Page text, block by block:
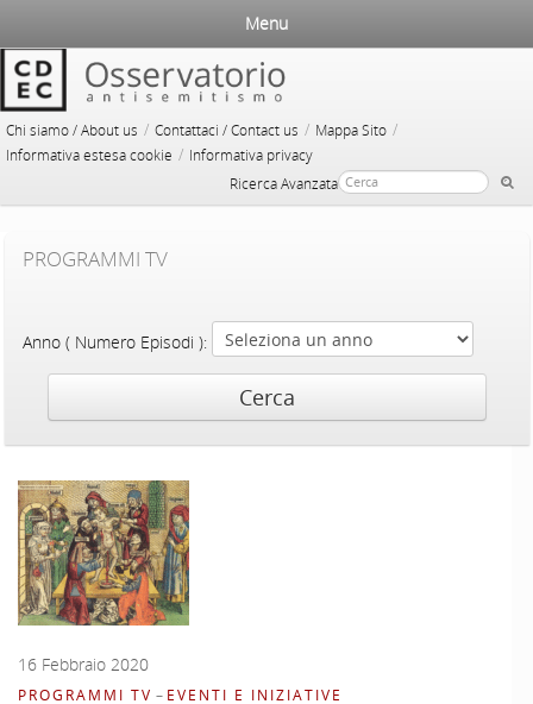
Chi siamo / About us / Contattaci / Contact us / Mappa Sito /
Informativa estesa cookie / Informativa privacy
Ricerca Avanzata
Menu
PROGRAMMI TV
Anno ( Numero Episodi ):
16 Febbraio 2020
PROGRAMMI TV – EVENTI E INIZIATIVE